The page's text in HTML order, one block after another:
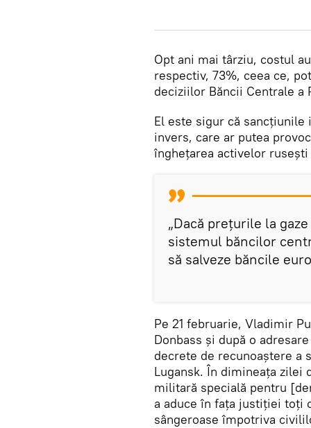
Opt ani mai târziu, costul
respectiv, 73%, ceea ce,
deciziilor Băncii Centrale a
El este sigur că
invers, care ar putea
înghețarea activelor
„Dacă prețurile la
sistemul băncilor
să salveze băncile
Pe 21 februarie, Vladimir
Donbass și după o
decrete de recunoaștere a
Lugansk. În dimineața zilei
militară specială pentru
a aduce în fața justiției toți
sângeroase împotriva